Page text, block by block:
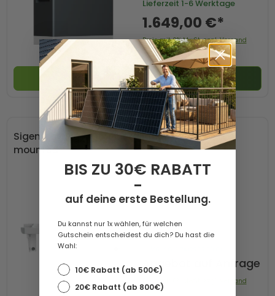
Lieferzeit 1-6 Werktage
1.649,00 €*
Preis mit 0% MwSt. zzgl. Versand
In den Warenkorb
Sigenergy SigenStor Installation Kit for Wall-
mounted
Angebot auf Anfrage
Preis mit 0% MwSt. zzgl. Versand
BIS ZU 30€ RABATT
-
auf deine erste Bestellung.
Du kannst nur 1x wählen, für welchen
Gutschein entscheidest du dich? Du hast die
Wahl:
10€ Rabatt (ab 500€)
20€ Rabatt (ab 800€)